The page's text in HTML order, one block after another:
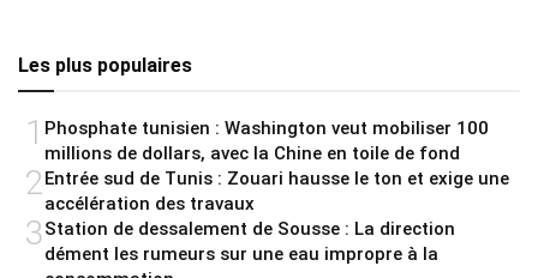
Les plus populaires
1 Phosphate tunisien : Washington veut mobiliser 100
millions de dollars, avec la Chine en toile de fond
2Entrée sud de Tunis : Zouari hausse le ton et exige une
accélération des travaux
3Station de dessalement de Sousse : La direction
dément les rumeurs sur une eau impropre à la